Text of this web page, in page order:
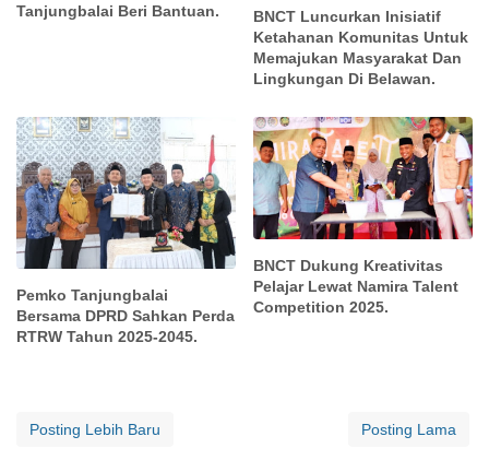
Tanjungbalai Beri Bantuan.
BNCT Luncurkan Inisiatif
Ketahanan Komunitas Untuk
Memajukan Masyarakat Dan
Lingkungan Di Belawan.
Pemko Tanjungbalai
Bersama DPRD Sahkan Perda
RTRW Tahun 2025-2045.
BNCT Dukung Kreativitas
Pelajar Lewat Namira Talent
Competition 2025.
Posting Lebih Baru Posting Lama